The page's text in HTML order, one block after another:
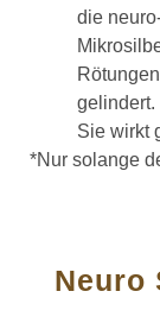
die
gelindert.
Sie wirkt
*Nur solange
Neuro